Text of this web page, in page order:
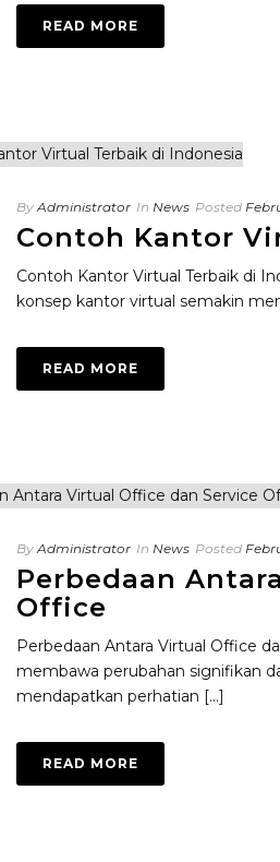
READ MORE
By Administrator In News Posted
Contoh Kantor
Contoh Kantor Virtual Terbaik di
konsep kantor virtual semakin
READ MORE
By Administrator In News Posted
Perbedaan
Office
Perbedaan Antara Virtual Office
membawa perubahan signifikan
mendapatkan perhatian [...]
READ MORE